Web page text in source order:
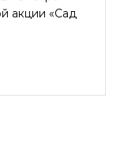
акции «Сад